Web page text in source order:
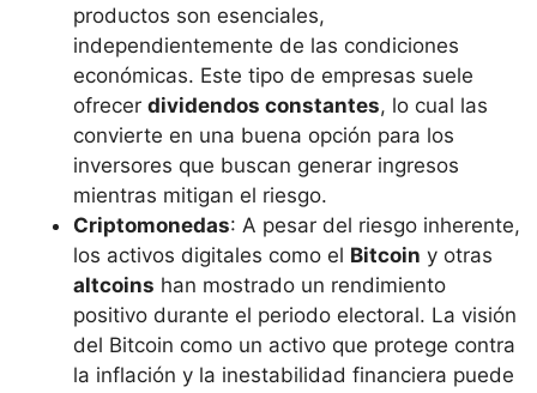
productos son esenciales,
independientemente de las condiciones
económicas. Este tipo de empresas suele
ofrecer dividendos constantes, lo cual las
convierte en una buena opción para los
inversores que buscan generar ingresos
mientras mitigan el riesgo.
Criptomonedas: A pesar del riesgo inherente,
los activos digitales como el Bitcoin y otras
altcoins han mostrado un rendimiento
positivo durante el periodo electoral. La visión
del Bitcoin como un activo que protege contra
la inflación y la inestabilidad financiera puede